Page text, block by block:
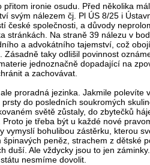
přitom ironie osudu. Před několika
svým nálezem čj. Pl ÚS 8/25 i
české společnosti, a důvody
stránkách. Na straně 39 nálezu v
a advokátního tajemství, což
Zásadně taky odlišil povinnost
jednoznačně dopadající na
a zachovávat.
proradná jezinka. Jakmile polevíte
prsty do posledních soukromých
světě zůstaly, do zbytečků
Proto je třeba být u každé nové
vymyslí bohulibou zástěrku, kterou
špinavých peněz, strachem z dětské
duší. Ale vždycky jsou to jen
nesmíme dovolit.